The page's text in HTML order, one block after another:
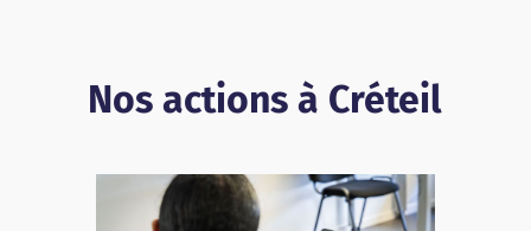
Nos actions à Créteil